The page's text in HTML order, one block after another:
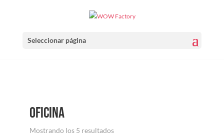
Seleccionar página
oficina
Mostrando los 5 resultados